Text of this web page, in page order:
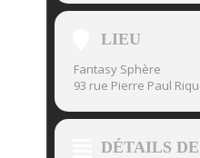
LIEU
Fantasy Sphère
93 rue Pierre Paul
DÉTAILS